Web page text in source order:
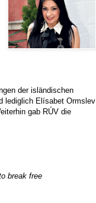
der isländischen
lediglich Elísabet Ormslev
gab RÚV die
break free